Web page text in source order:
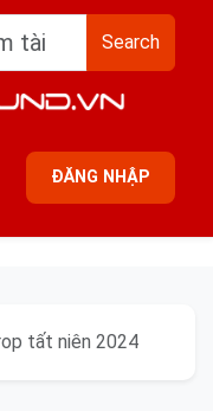
Search
ĐĂNG NHẬP
tất niên 2024